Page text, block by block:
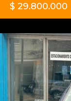
$ 29.800.000